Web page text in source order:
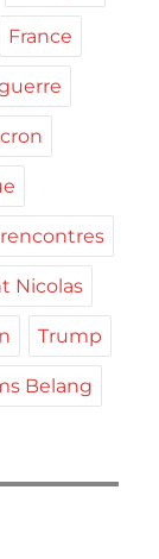
France
rencontres
Nicolas
Trump
Belang